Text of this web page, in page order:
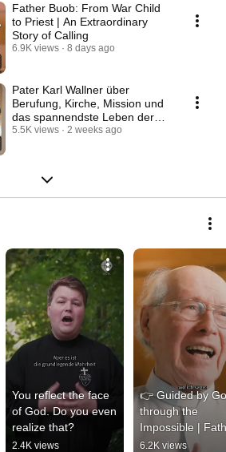
Father Buob: From War Child
to Priest | An Extraordinary
Story of Calling
6.9K views 8 days ago
Pater Karl Wallner über
Berufung, Kirche, Mission und
das spannendste Leben der
Welt #katholisch
5.5K views 2 weeks ago
You reflect the face
of God. Do you even
realize that?
2.4K views
👉 Guided by
through the
Impossible |
Buob
6.2K views